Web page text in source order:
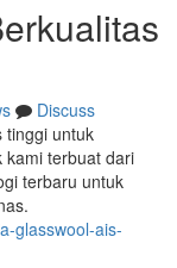
Discuss
tinggi untuk
kami terbuat dari
terbaru untuk
glasswool-ais-